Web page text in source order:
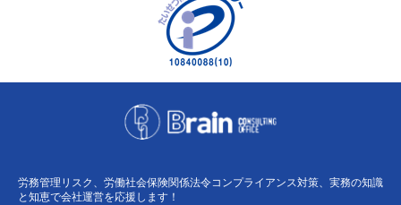
労務管理リスク、労働社会保険関係法令コンプライアンス対策、実務の知識
と知恵で会社運営を応援します！